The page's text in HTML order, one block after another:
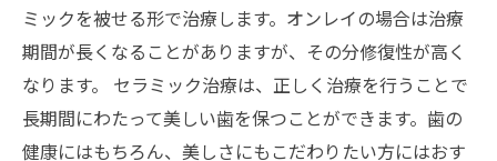
ミックを被せる形で治療します。オンレイの場合は治療
期間が長くなることがありますが、その分修復性が高く
なります。 セラミック治療は、正しく治療を行うことで
長期間にわたって美しい歯を保つことができます。歯の
健康にはもちろん、美しさにもこだわりたい方にはおす